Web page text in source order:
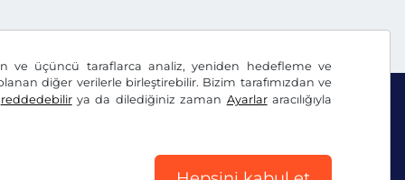
ve üçüncü taraflarca analiz, yeniden hedefleme ve
diğer verilerle birleştirebilir. Bizim tarafımızdan ve
reddedebilirya da dilediğiniz zaman Ayarlararacılığıyla